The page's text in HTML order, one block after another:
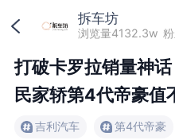
加
拆车坊
浏览量4132.3w
打破卡罗拉销量神
民家轿第4代帝豪值
吉利汽车 第4代帝豪